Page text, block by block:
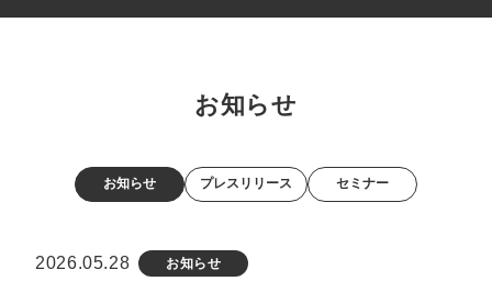
お知らせ
お知らせ プレスリリース セミナー
2026.05.28 お知らせ